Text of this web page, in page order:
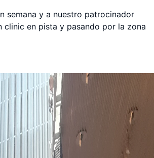
semana y a nuestro patrocinador
clinic en pista y pasando por la zona